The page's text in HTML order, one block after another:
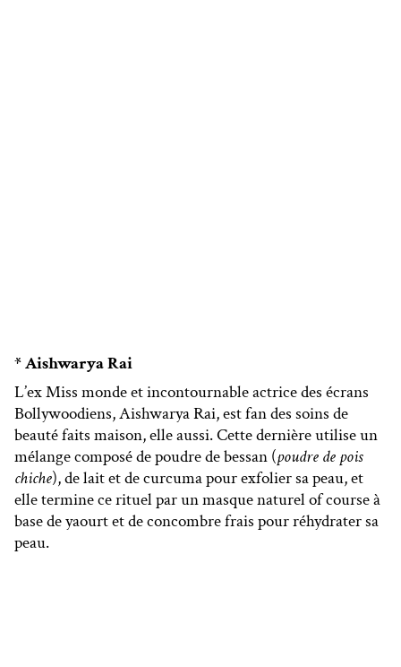
* Aishwarya Rai
L’ex Miss monde et incontournable actrice des écrans
Bollywoodiens, Aishwarya Rai, est fan des soins de
beauté faits maison, elle aussi. Cette dernière utilise un
mélange composé de poudre de bessan (poudre de pois
chiche), de lait et de curcuma pour exfolier sa peau, et
elle termine ce rituel par un masque naturel of course à
base de yaourt et de concombre frais pour réhydrater sa
peau.